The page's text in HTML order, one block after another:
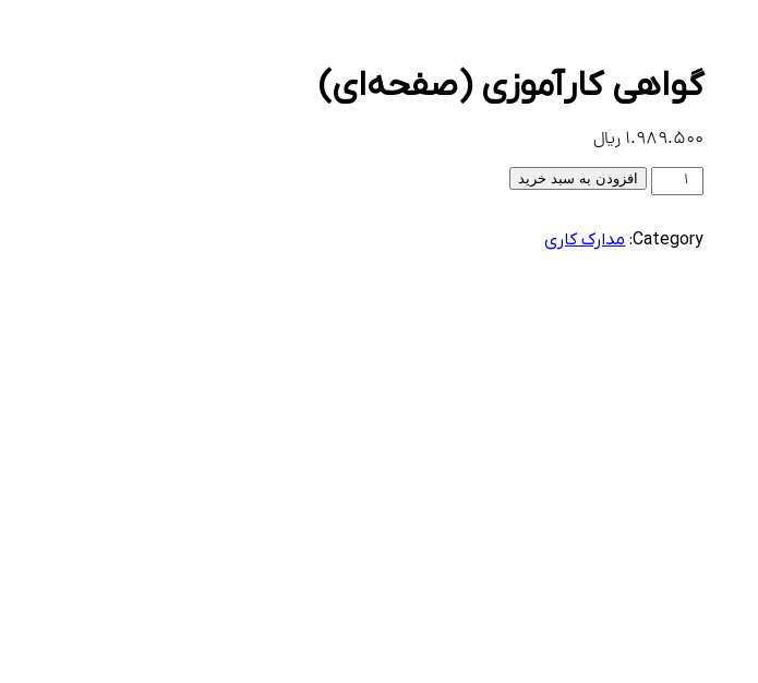
گواهی کارآموزی (صفحه‌ای)
1.989.500 ریال
افزودن به سبد خرید
Category: مدارک کاری